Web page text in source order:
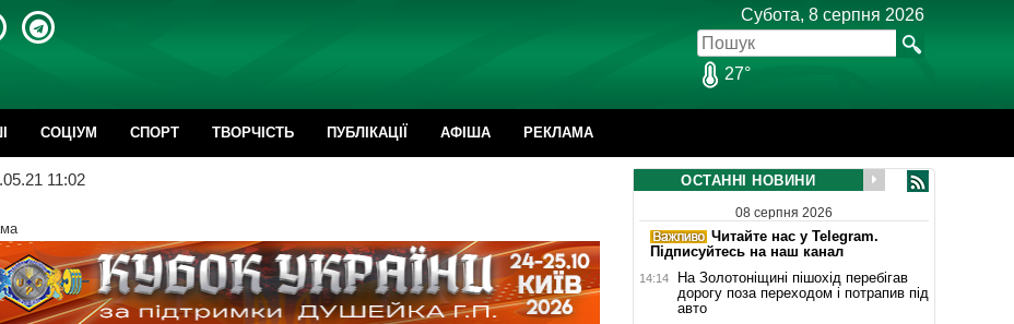
Субота, 8 серпня 2026
27°
CОЦІУМ СПОРТ ТВОРЧІСТЬ ПУБЛІКАЦІЇ АФІША РЕКЛАМА
11:02 ОСТАННІ НОВИНИ
08 серпня 2026
Читайте нас у Telegram.
Підписуйтесь на наш канал
14:14
На Золотоніщині пішохід перебігав
дорогу поза переходом і потрапив під
авто